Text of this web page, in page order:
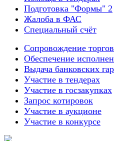
Подготовка "Формы" 2
Жалоба в ФАС
Специальный счёт
Сопровождение торгов
Обеспечение
Выдача банковских
Участие в тендерах
Участие в госзакупках
Запрос котировок
Участие в аукционе
Участие в конкурсе